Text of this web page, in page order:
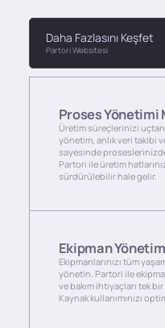
Daha Fazlasını Keşfet
Partori Websitesi
Proses Yönetimi
Üretim süreçlerinizi
yönetim, anlık veri takibi
sayesinde
Partori ile üretim
sürdürülebilir hale gelir.
Ekipman
Ekipmanlarınızı tüm
yönetin. Partori ile
ve bakım ihtiyaçları tek
Kaynak kullanımınızı